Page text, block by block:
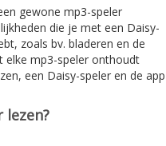
gewone mp3-speler
die je met een Daisy-
zoals bv. bladeren en de
elke mp3-speler onthoudt
een Daisy-speler en de app
lezen?